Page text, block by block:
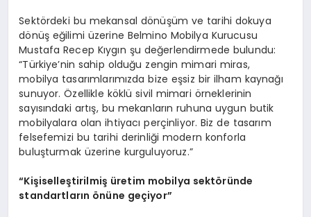
Sektördeki bu mekansal dönüşüm ve tarihi dokuya
dönüş eğilimi üzerine Belmino Mobilya Kurucusu
Mustafa Recep Kıygın şu değerlendirmede bulundu:
“Türkiye’nin sahip olduğu zengin mimari miras,
mobilya tasarımlarımızda bize eşsiz bir ilham kaynağı
sunuyor. Özellikle köklü sivil mimari örneklerinin
sayısındaki artış, bu mekanların ruhuna uygun butik
mobilyalara olan ihtiyacı perçinliyor. Biz de tasarım
felsefemizi bu tarihi derinliği modern konforla
buluşturmak üzerine kurguluyoruz.”
“Kişiselleştirilmiş üretim mobilya sektöründe
standartların önüne geçiyor”